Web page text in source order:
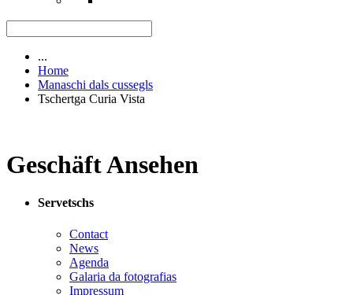
...
Home
Manaschi dals cussegls
Tschertga Curia Vista
Geschäft Ansehen
Servetschs
Contact
News
Agenda
Galaria da fotografias
Impressum